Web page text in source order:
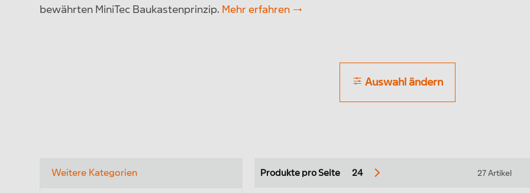
bewährten MiniTec Baukastenprinzip. Mehr erfahren
Auswahl ändern
Präzisionsstahlwellen in
Linearmodule Linearsystem LR
Weitere Kategorien Produkte pro Seite 24 27 Artikel